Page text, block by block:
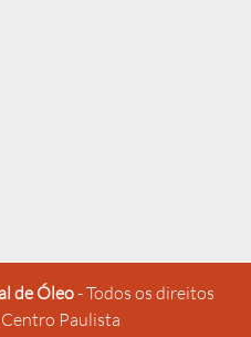
de Óleo- Todos os direitos
Paulista